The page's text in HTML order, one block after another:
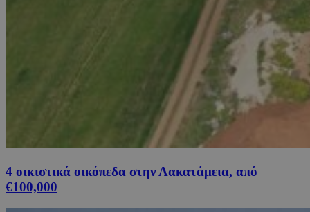
4 οικιστικά οικόπεδα στην Λακατάμεια, από
€100,000